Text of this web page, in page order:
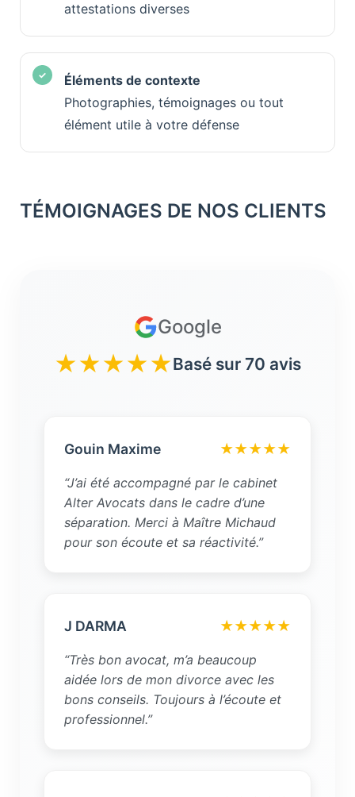
attestations diverses
Éléments de contexte
Photographies, témoignages ou tout
élément utile à votre défense
TÉMOIGNAGES DE NOS CLIENTS
Google
★★★★★Basé sur 70 avis
Gouin Maxime ★★★★★
“J’ai été accompagné par le cabinet
Alter Avocats dans le cadre d’une
séparation. Merci à Maître Michaud
pour son écoute et sa réactivité.”
J DARMA ★★★★★
“Très bon avocat, m’a beaucoup
aidée lors de mon divorce avec les
bons conseils. Toujours à l’écoute et
professionnel.”